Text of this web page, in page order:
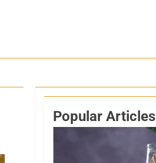
Popular Articles